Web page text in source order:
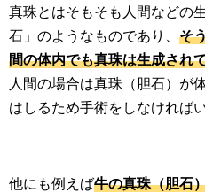
真珠とはそもそも人間などの
石」のようなものであり、 そ
間の体内でも真珠は生成され
人間の場合は真珠（胆石）が
はしるため手術をしなければ
他にも例えば牛の真珠（胆石